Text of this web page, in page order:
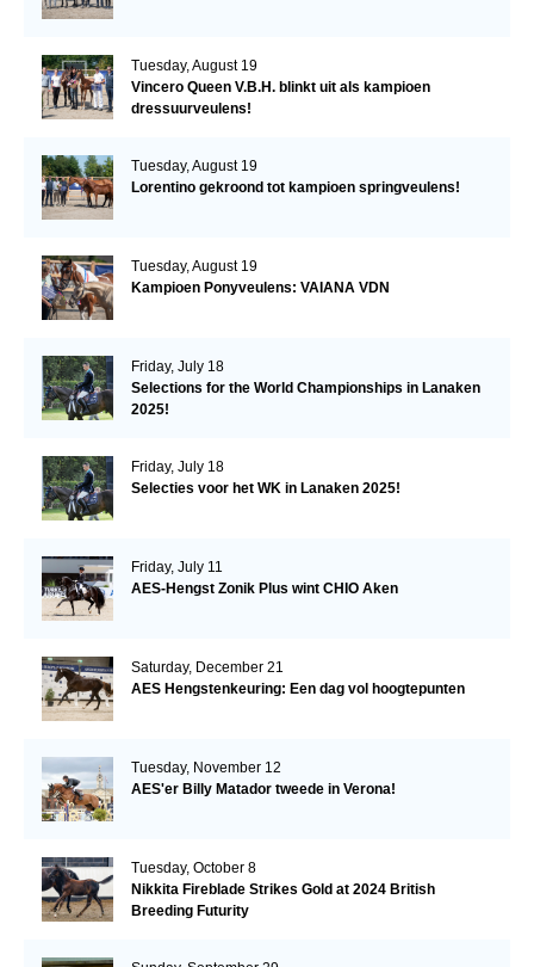
Tuesday, August 19
Vincero Queen V.B.H. blinkt uit als kampioen
dressuurveulens!
Tuesday, August 19
Lorentino gekroond tot kampioen springveulens!
Tuesday, August 19
Kampioen Ponyveulens: VAIANA VDN
Friday, July 18
Selections for the World Championships in Lanaken
2025!
Friday, July 18
Selecties voor het WK in Lanaken 2025!
Friday, July 11
AES-Hengst Zonik Plus wint CHIO Aken
Saturday, December 21
AES Hengstenkeuring: Een dag vol hoogtepunten
Tuesday, November 12
AES'er Billy Matador tweede in Verona!
Tuesday, October 8
Nikkita Fireblade Strikes Gold at 2024 British
Breeding Futurity